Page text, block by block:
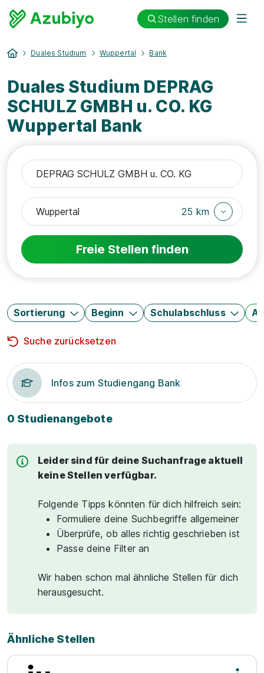
Stellen finden
Duales Studium Wuppertal Bank
Duales Studium DEPRAG
SCHULZ GMBH u. CO. KG
Wuppertal Bank
25 km
Freie Stellen finden
Sortierung Beginn Schulabschluss
Suche zurücksetzen
Infos zum Studiengang Bank
0 Studienangebote
Leider sind für deine Suchanfrage aktuell
keine Stellen verfügbar.
Folgende Tipps könnten für dich hilfreich sein:
Formuliere deine Suchbegriffe allgemeiner
Überprüfe, ob alles richtig geschrieben ist
Passe deine Filter an
Wir haben schon mal ähnliche Stellen für dich
herausgesucht.
Ähnliche Stellen